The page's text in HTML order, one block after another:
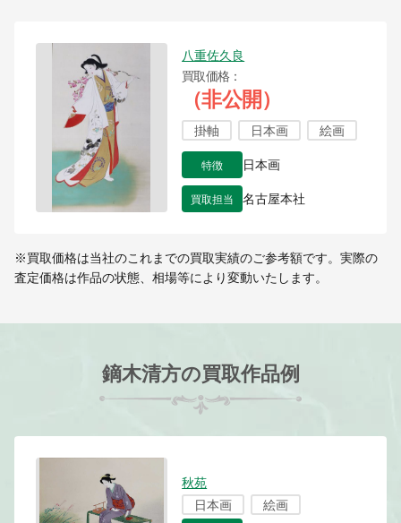
八重佐久良
買取価格
（非公開）
掛軸 日本画 絵画
特徴 日本画
買取担当 名古屋本社
※買取価格は当社のこれまでの買取実績のご参考額です。実際の
査定価格は作品の状態、相場等により変動いたします。
鏑木清方の買取作品例
秋苑
日本画
絵画